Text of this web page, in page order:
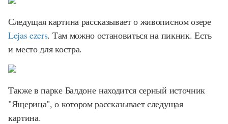
Следущая картина рассказывает о живописном озере
Lejas ezers. Там можно остановиться на пикник. Есть
и место для костра.
Также в парке Балдоне находится серный источник
"Ящерица", о котором рассказывает следущая
картина.